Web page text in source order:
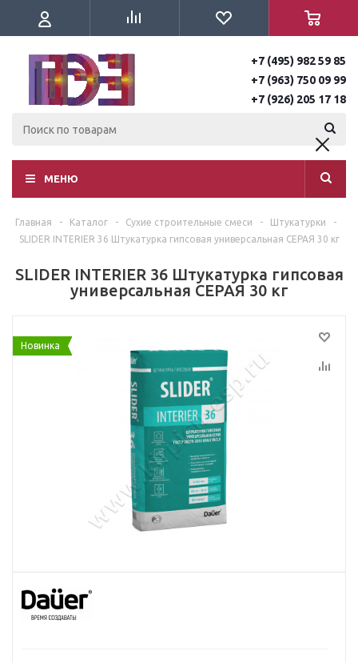
+7 (495) 982 59 85
+7 (963) 750 09 99
+7 (926) 205 17 18
МЕНЮ
Главная - Каталог - Сухие строительные смеси - Штукатурки
-
SLIDER INTERIER 36 Штукатурка гипсовая универсальная СЕРАЯ 30 кг
SLIDER INTERIER 36 Штукатурка гипсовая
универсальная СЕРАЯ 30 кг
Новинка